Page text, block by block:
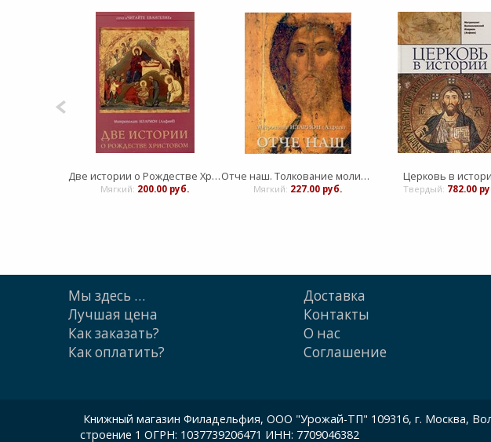
Две истории о Рождестве Христовом
Мягкий: 200.00 руб.
Отче наш. Толкование молитвы
Мягкий: 227.00 руб.
Церковь в
Твердый: 782.00
Мы здесь …
Лучшая цена
Как заказать?
Как оплатить?
Доставка
Контакты
О нас
Cоглашение
Книжный магазин Филадельфия, ООО "Урожай-ТП" 109316, г. Москва,
строение 1 ОГРН: 1037739206471 ИНН: 7709046382